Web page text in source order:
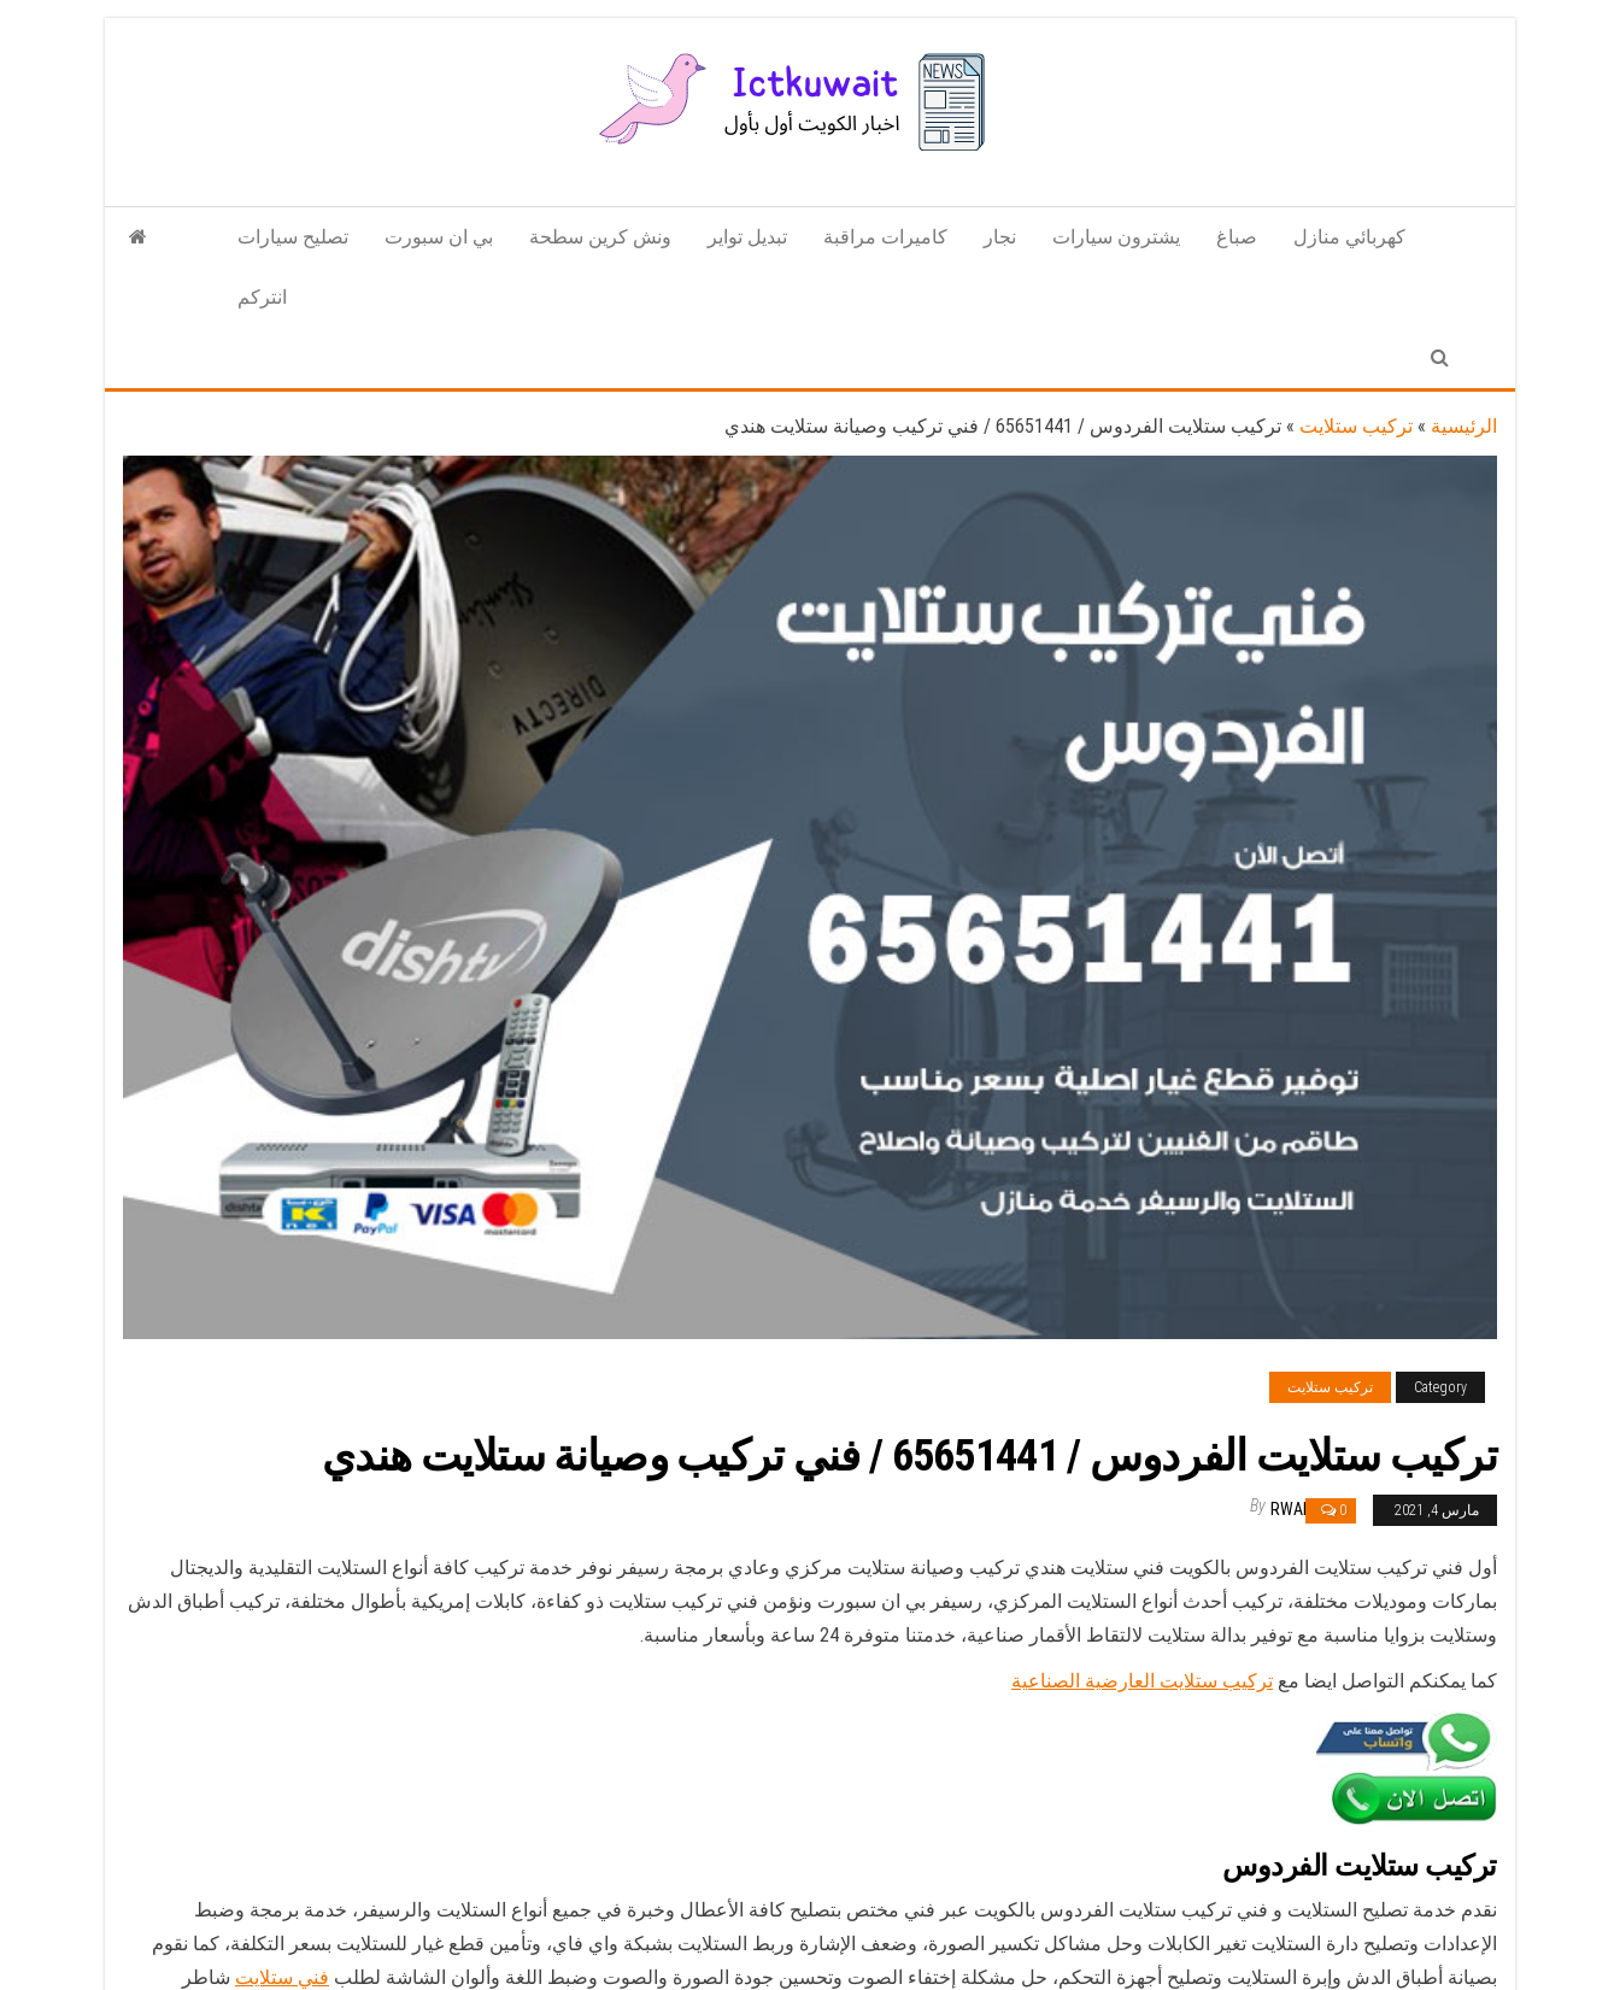
الكويت
تكنولوجيا
المعلومات
تصليح سيارات بي ان سبورت ونش كرين سطحة تبديل تواير كاميرات مراقبة نجار يشترون سيارات صباغ كهربائي منازل
انتركم
الرئيسية » تركيب ستلايت » تركيب ستلايت الفردوس / 65651441 / فني تركيب وصيانة ستلايت هندي
Category تركيب ستلايت
تركيب ستلايت الفردوس / 65651441 / فني تركيب وصيانة ستلايت هندي
مارس 4, 2021 0
By RWAN
أول فني تركيب ستلايت الفردوس بالكويت فني ستلايت هندي تركيب وصيانة ستلايت مركزي وعادي برمجة رسيفر نوفر خدمة تركيب كافة أنواع الستلايت التقليدية والديجتال
بماركات وموديلات مختلفة، تركيب أحدث أنواع الستلايت المركزي، رسيفر بي ان سبورت ونؤمن فني تركيب ستلايت ذو كفاءة، كابلات إمريكية بأطوال مختلفة، تركيب أطباق الدش
وستلايت بزوايا مناسبة مع توفير بدالة ستلايت لالتقاط الأقمار صناعية، خدمتنا متوفرة 24 ساعة وبأسعار مناسبة.
كما يمكنكم التواصل ايضا مع تركيب ستلايت العارضية الصناعية
تركيب ستلايت الفردوس
نقدم خدمة تصليح الستلايت و فني تركيب ستلايت الفردوس بالكويت عبر فني مختص بتصليح كافة الأعطال وخبرة في جميع أنواع الستلايت والرسيفر، خدمة برمجة وضبط
الإعدادات وتصليح دارة الستلايت تغير الكابلات وحل مشاكل تكسير الصورة، وضعف الإشارة وربط الستلايت بشبكة واي فاي، وتأمين قطع غيار للستلايت بسعر التكلفة، كما نقوم
بصيانة أطباق الدش وإبرة الستلايت وتصليح أجهزة التحكم، حل مشكلة إختفاء الصوت وتحسين جودة الصورة والصوت وضبط اللغة وألوان الشاشة لطلب فني ستلايت شاطر